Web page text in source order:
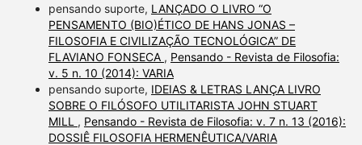
pensando suporte, LANÇADO O LIVRO “O
PENSAMENTO (BIO)ÉTICO DE HANS JONAS –
FILOSOFIA E CIVILIZAÇÃO TECNOLÓGICA” DE
FLAVIANO FONSECA , Pensando - Revista de Filosofia:
v. 5 n. 10 (2014): VARIA
pensando suporte, IDEIAS & LETRAS LANÇA LIVRO
SOBRE O FILÓSOFO UTILITARISTA JOHN STUART
MILL , Pensando - Revista de Filosofia: v. 7 n. 13 (2016):
DOSSIÊ FILOSOFIA HERMENÊUTICA/VARIA